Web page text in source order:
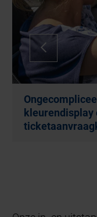
kleurendisplay